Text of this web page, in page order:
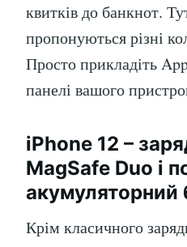
квитків до банкнот.
пропонуються різні
Просто прикладіть
панелі вашого
iPhone 12 –
MagSafe Duo і
акумуляторний
Крім класичного